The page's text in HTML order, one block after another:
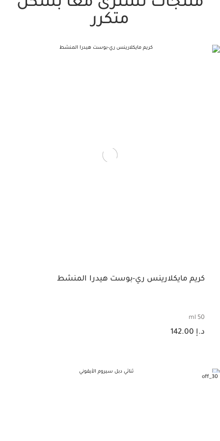
متكرر
كريم مايكلارينس ري-بوست هيدرا المنشط
50 ml
السعر الحالي هو د.إ 142.00
د.إ 142.00
30_off